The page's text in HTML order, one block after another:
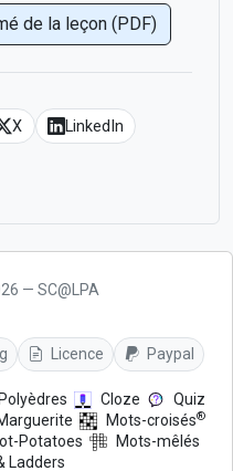
de la leçon (PDF)
X
LinkedIn
— SC@LPA
Licence Paypal
Polyèdres Cloze
Quiz
Mots-croisés®
Potatoes
Mots-mêlés
Ladders